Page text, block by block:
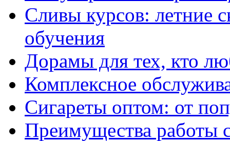
Сливы курсов: летние
обучения
Дорамы для тех, кто
Комплексное
Сигареты оптом: от
Преимущества работы